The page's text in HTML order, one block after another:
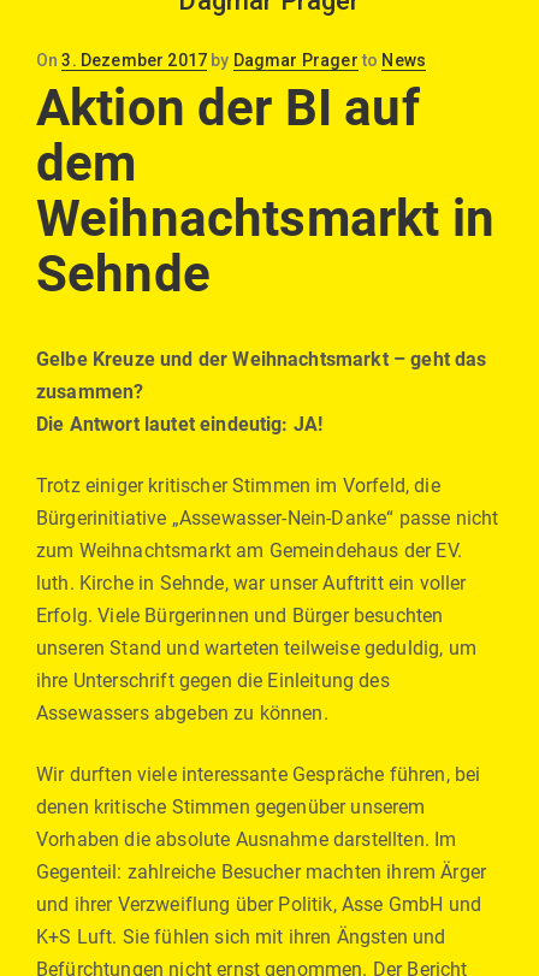
OnPosted
on
3. Dezember 2017 by Dagmar Pragerto News
Aktion der BI auf
dem
Weihnachtsmarkt in
Sehnde
Gelbe Kreuze und der Weihnachtsmarkt – geht das
zusammen?
Die Antwort lautet eindeutig: JA!
Trotz einiger kritischer Stimmen im Vorfeld, die
Bürgerinitiative „Assewasser-Nein-Danke“ passe nicht
zum Weihnachtsmarkt am Gemeindehaus der EV.
luth. Kirche in Sehnde, war unser Auftritt ein voller
Erfolg. Viele Bürgerinnen und Bürger besuchten
unseren Stand und warteten teilweise geduldig, um
ihre Unterschrift gegen die Einleitung des
Assewassers abgeben zu können.
Wir durften viele interessante Gespräche führen, bei
denen kritische Stimmen gegenüber unserem
Vorhaben die absolute Ausnahme darstellten. Im
Gegenteil: zahlreiche Besucher machten ihrem Ärger
und ihrer Verzweiflung über Politik, Asse GmbH und
K+S Luft. Sie fühlen sich mit ihren Ängsten und
Befürchtungen nicht ernst genommen. Der Bericht